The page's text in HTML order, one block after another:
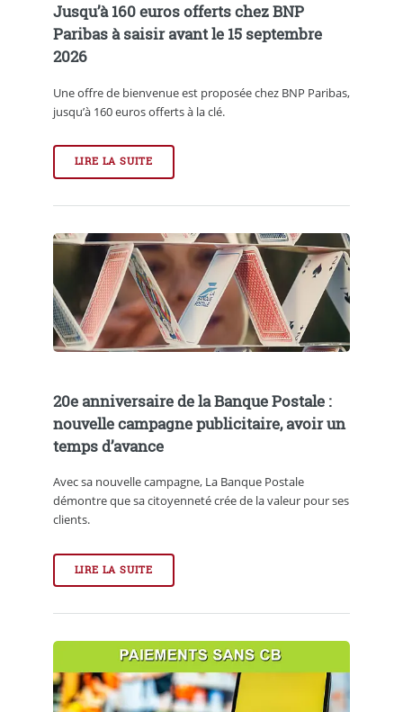
Jusqu’à 160 euros offerts chez BNP
Paribas à saisir avant le 15 septembre
2026
Une offre de bienvenue est proposée chez BNP Paribas,
jusqu’à 160 euros offerts à la clé.
LIRE LA SUITE
20e anniversaire de la Banque Postale :
nouvelle campagne publicitaire, avoir un
temps d’avance
Avec sa nouvelle campagne, La Banque Postale
démontre que sa citoyenneté crée de la valeur pour ses
clients.
LIRE LA SUITE